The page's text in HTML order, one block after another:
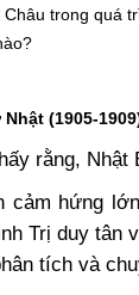
trong
nào?
(1905-
rằng, Nhật
cảm hứng
Trị duy
tích và